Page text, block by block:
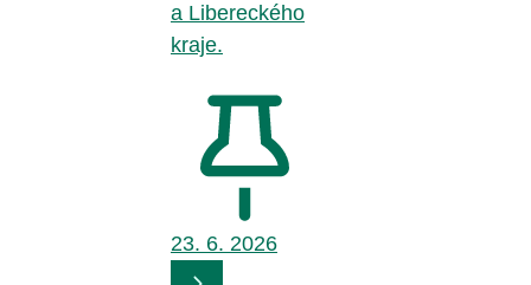
a Libereckého
kraje.
23. 6. 2026